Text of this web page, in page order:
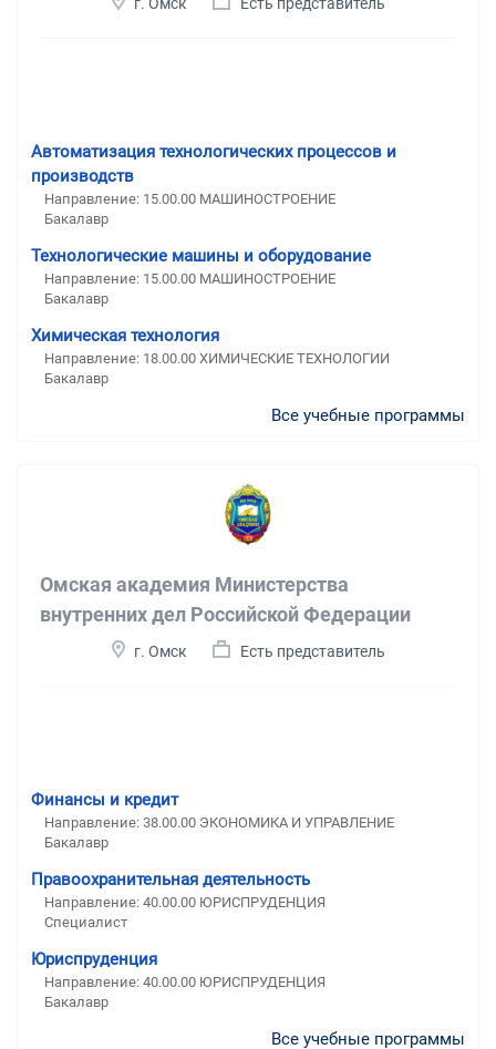
г. Омск Есть представитель
Автоматизация технологических процессов и
производств
Направление: 15.00.00 МАШИНОСТРОЕНИЕ
Бакалавр
Технологические машины и оборудование
Направление: 15.00.00 МАШИНОСТРОЕНИЕ
Бакалавр
Химическая технология
Направление: 18.00.00 ХИМИЧЕСКИЕ ТЕХНОЛОГИИ
Бакалавр
Все учебные программы
Омская академия Министерства
внутренних дел Российской Федерации
г. Омск Есть представитель
Финансы и кредит
Направление: 38.00.00 ЭКОНОМИКА И УПРАВЛЕНИЕ
Бакалавр
Правоохранительная деятельность
Направление: 40.00.00 ЮРИСПРУДЕНЦИЯ
Специалист
Юриспруденция
Направление: 40.00.00 ЮРИСПРУДЕНЦИЯ
Бакалавр
Все учебные программы